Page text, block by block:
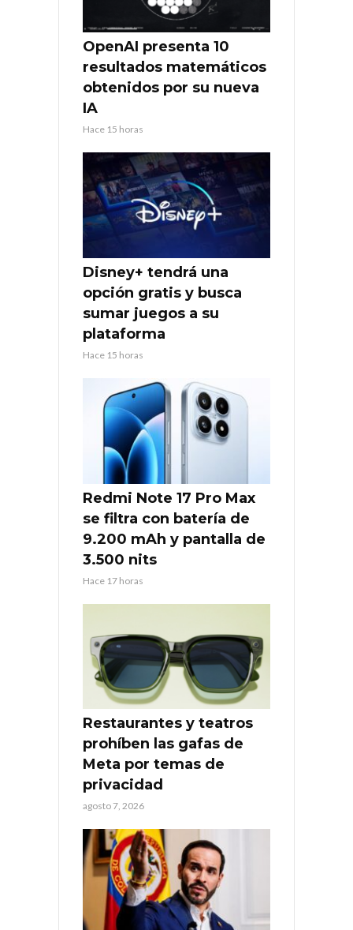
OpenAI presenta 10
resultados matemáticos
obtenidos por su nueva
IA
Hace 15 horas
Disney+ tendrá una
opción gratis y busca
sumar juegos a su
plataforma
Hace 15 horas
Redmi Note 17 Pro Max
se filtra con batería de
9.200 mAh y pantalla de
3.500 nits
Hace 17 horas
Restaurantes y teatros
prohíben las gafas de
Meta por temas de
privacidad
agosto 7, 2026